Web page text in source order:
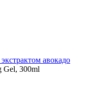
авокадо
Gel, 300ml